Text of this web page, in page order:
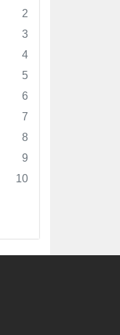
2
3
4
5
6
7
8
9
10